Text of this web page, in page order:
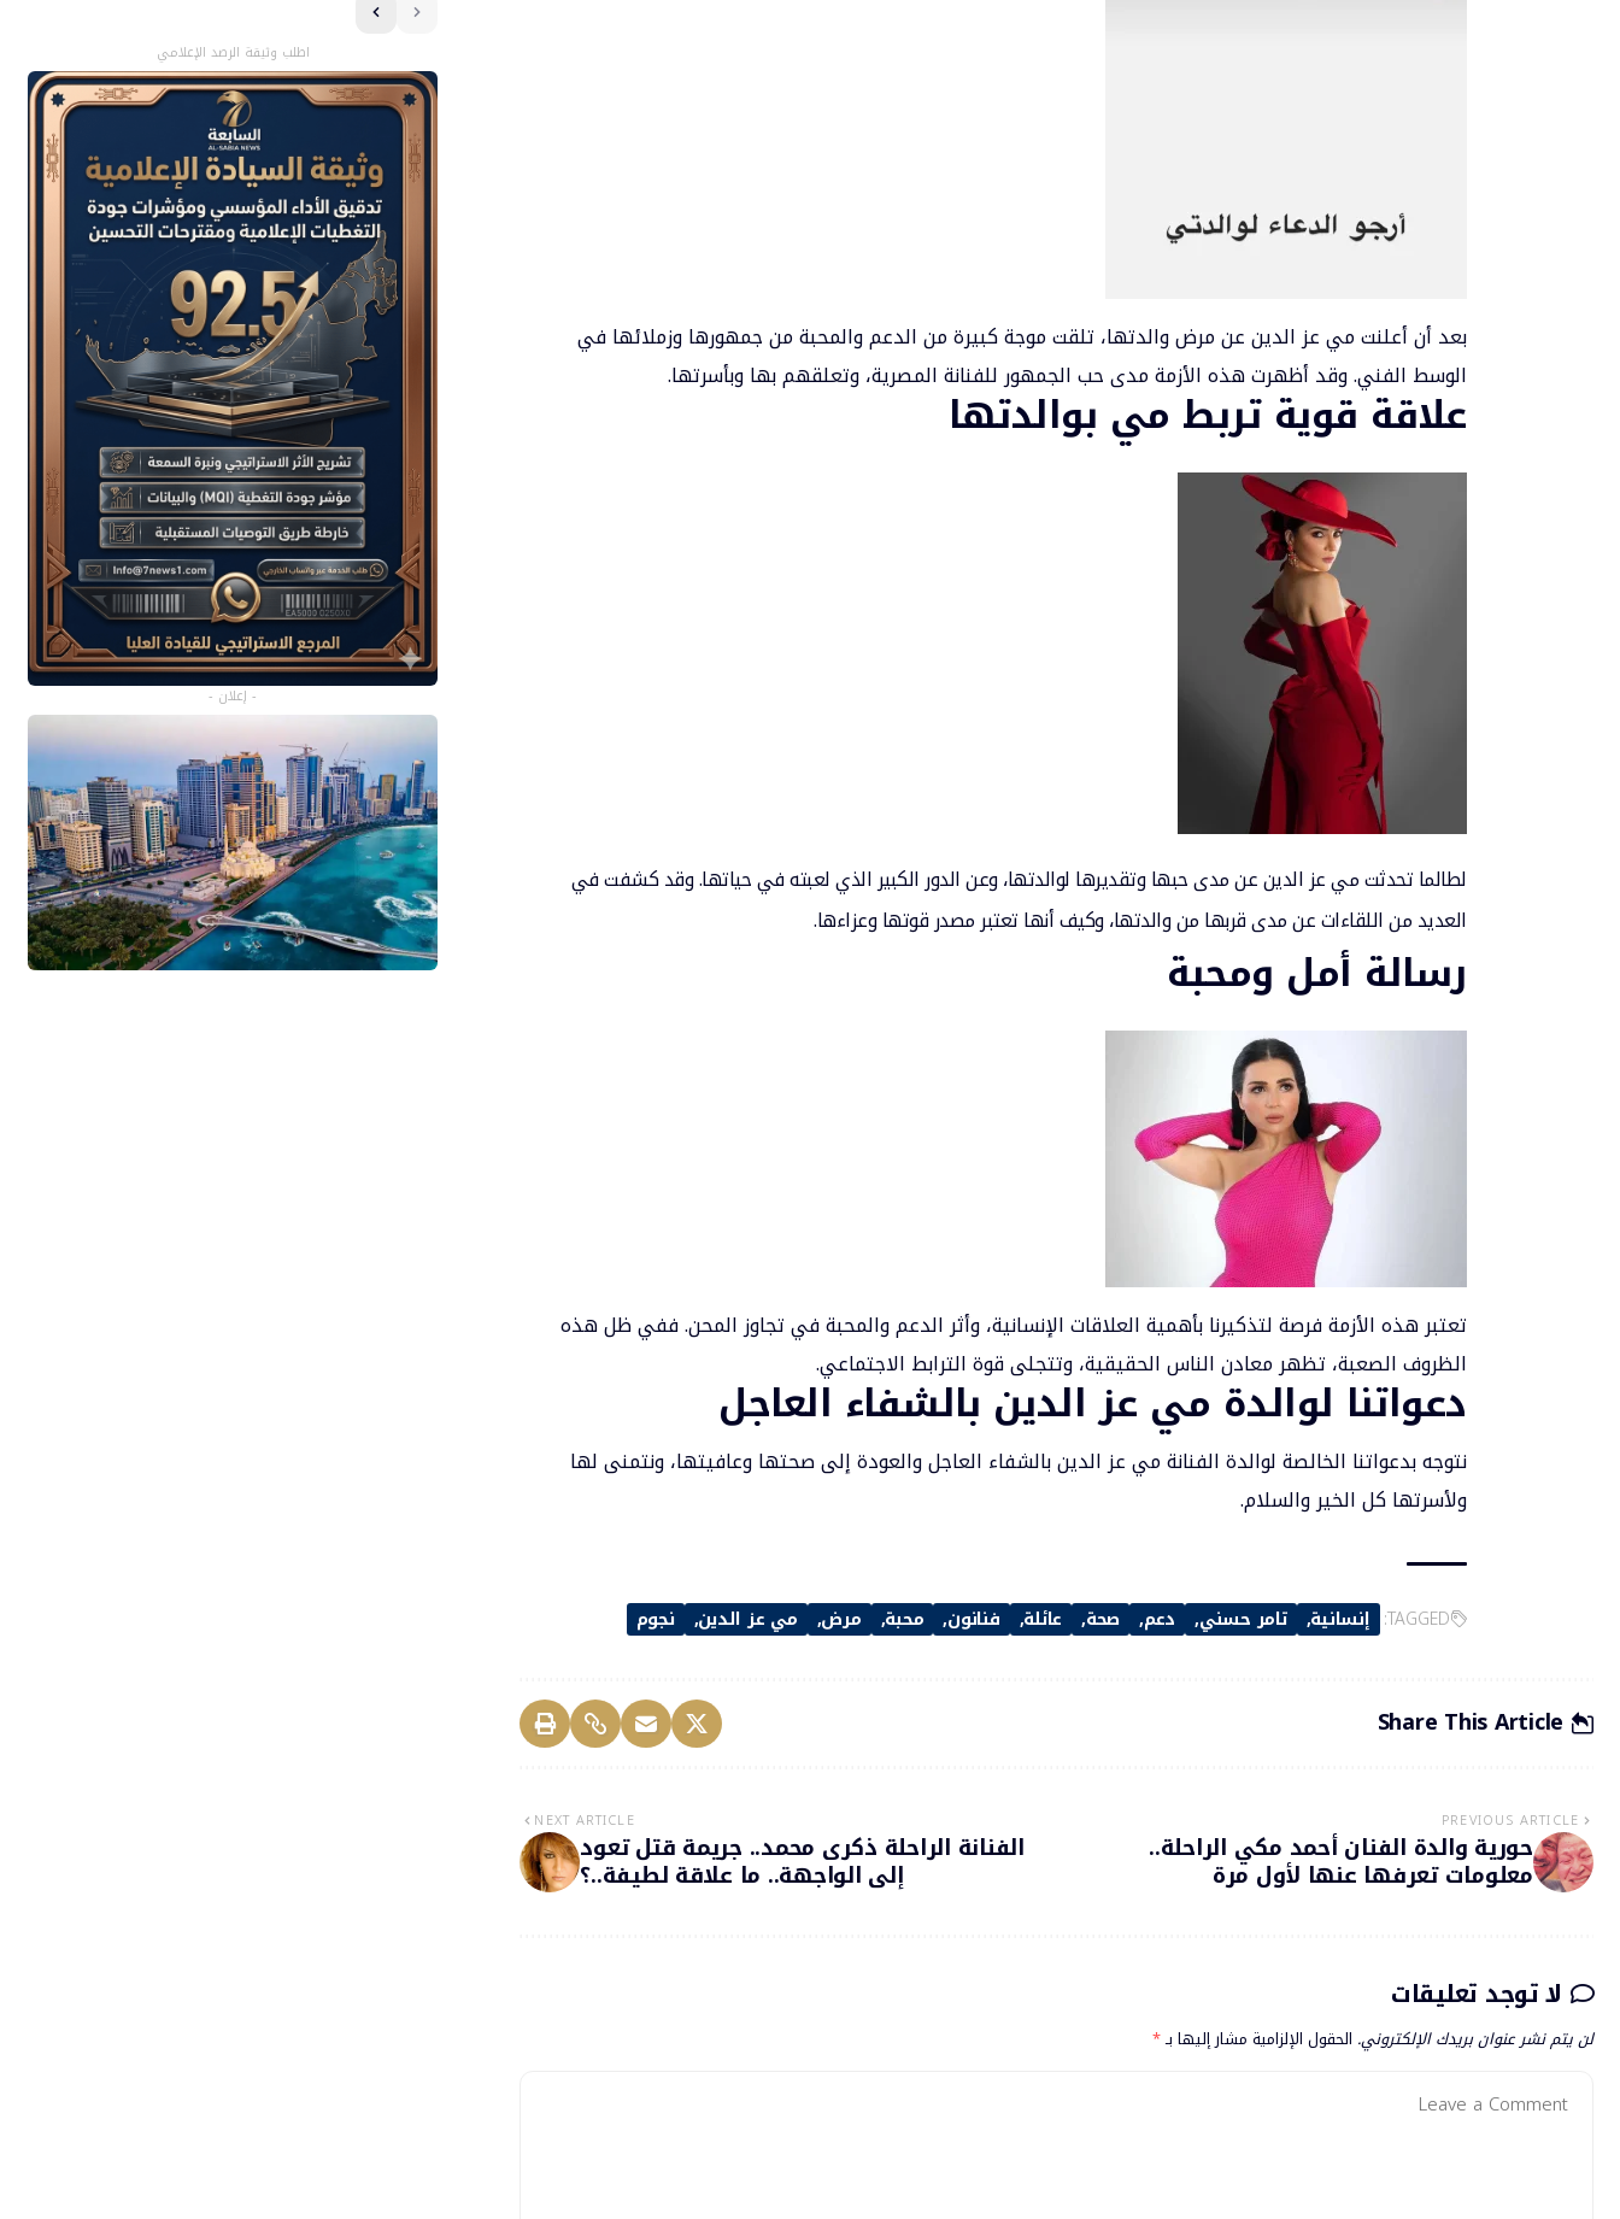
بعد أن أعلنت مي عز الدين عن مرض والدتها، تلقت موجة كبيرة من الدعم والمحبة من جمهورها وزملائها في
الوسط الفني. وقد أظهرت هذه الأزمة مدى حب الجمهور للفنانة المصرية، وتعلقهم بها وبأسرتها.
علاقة قوية تربط مي بوالدتها
لطالما تحدثت مي عز الدين عن مدى حبها وتقديرها لوالدتها، وعن الدور الكبير الذي لعبته في حياتها. وقد كشفت في
العديد من اللقاءات عن مدى قربها من والدتها، وكيف أنها تعتبر مصدر قوتها وعزاءها.
رسالة أمل ومحبة
تعتبر هذه الأزمة فرصة لتذكيرنا بأهمية العلاقات الإنسانية، وأثر الدعم والمحبة في تجاوز المحن. ففي ظل هذه
الظروف الصعبة، تظهر معادن الناس الحقيقية، وتتجلى قوة الترابط الاجتماعي.
دعواتنا لوالدة مي عز الدين بالشفاء العاجل
نتوجه بدعواتنا الخالصة لوالدة الفنانة مي عز الدين بالشفاء العاجل والعودة إلى صحتها وعافيتها، ونتمنى لها
ولأسرتها كل الخير والسلام.
TAGGED: إنسانية تامر حسني دعم صحة عائلة فنانون محبة مرض مي عز الدين نجوم
Share This Article
PREVIOUS ARTICLE
حورية والدة الفنان أحمد مكي الراحلة..
معلومات تعرفها عنها لأول مرة
NEXT ARTICLE
الفنانة الراحلة ذكرى محمد.. جريمة قتل تعود
إلى الواجهة.. ما علاقة لطيفة..؟
لا توجد تعليقات
لن يتم نشر عنوان بريدك الإلكتروني. الحقول الإلزامية مشار إليها بـ*
اطلب وثيقة الرصد الإعلامي
- إعلان -